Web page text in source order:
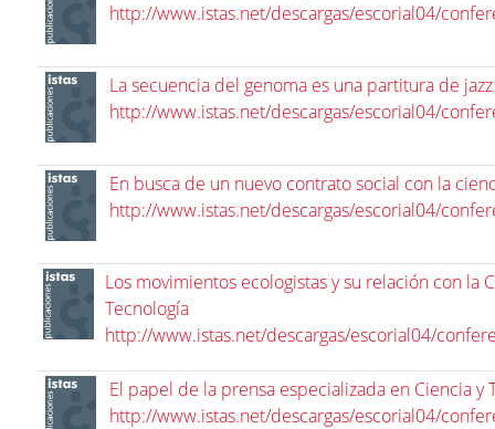
http://www.istas.net/descargas/escorial04/
La secuencia del genoma es una partitura de jazz
http://www.istas.net/descargas/escorial04/
En busca de un nuevo contrato social con la
http://www.istas.net/descargas/escorial04/
Los movimientos ecologistas y su relación con la
Tecnología
http://www.istas.net/descargas/escorial04/
El papel de la prensa especializada en Ciencia y
http://www.istas.net/descargas/escorial04/